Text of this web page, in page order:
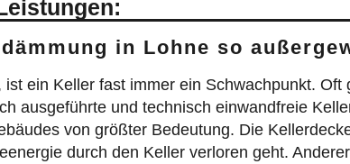
in Lohne so
ein Keller fast immer ein Schwachpunkt. Oft
ausgeführte und technisch einwandfreie
von größter Bedeutung. Die
durch den Keller verloren geht.
nicht in die Wohnräume gelangt. Höhere